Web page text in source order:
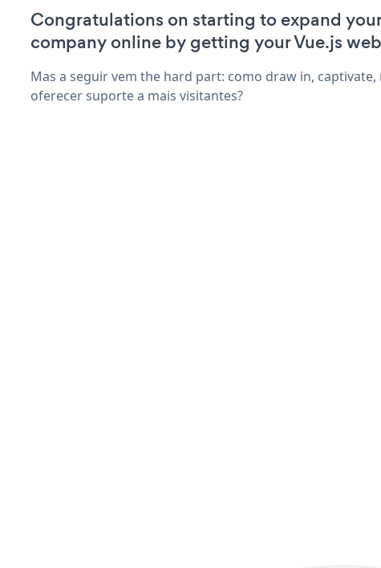
Congratulations on starting to expand your
company online by getting your Vue.js
Mas a seguir vem the hard part: como draw in, captivate,
oferecer suporte a mais visitantes?